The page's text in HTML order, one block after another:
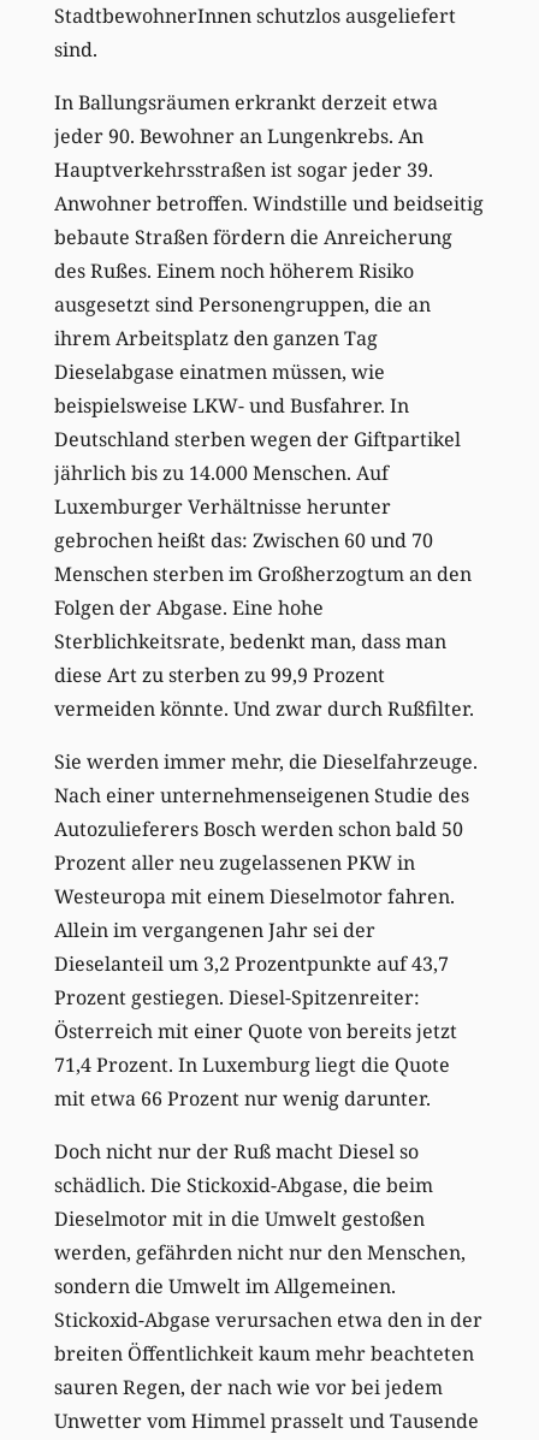
StadtbewohnerInnen schutzlos ausgeliefert
sind.
In Ballungsräumen erkrankt derzeit etwa
jeder 90. Bewohner an Lungenkrebs. An
Hauptverkehrsstraßen ist sogar jeder 39.
Anwohner betroffen. Windstille und beidseitig
bebaute Straßen fördern die Anreicherung
des Rußes. Einem noch höherem Risiko
ausgesetzt sind Personengruppen, die an
ihrem Arbeitsplatz den ganzen Tag
Dieselabgase einatmen müssen, wie
beispielsweise LKW- und Busfahrer. In
Deutschland sterben wegen der Giftpartikel
jährlich bis zu 14.000 Menschen. Auf
Luxemburger Verhältnisse herunter
gebrochen heißt das: Zwischen 60 und 70
Menschen sterben im Großherzogtum an den
Folgen der Abgase. Eine hohe
Sterblichkeitsrate, bedenkt man, dass man
diese Art zu sterben zu 99,9 Prozent
vermeiden könnte. Und zwar durch Rußfilter.
Sie werden immer mehr, die Dieselfahrzeuge.
Nach einer unternehmenseigenen Studie des
Autozulieferers Bosch werden schon bald 50
Prozent aller neu zugelassenen PKW in
Westeuropa mit einem Dieselmotor fahren.
Allein im vergangenen Jahr sei der
Dieselanteil um 3,2 Prozentpunkte auf 43,7
Prozent gestiegen. Diesel-Spitzenreiter:
Österreich mit einer Quote von bereits jetzt
71,4 Prozent. In Luxemburg liegt die Quote
mit etwa 66 Prozent nur wenig darunter.
Doch nicht nur der Ruß macht Diesel so
schädlich. Die Stickoxid-Abgase, die beim
Dieselmotor mit in die Umwelt gestoßen
werden, gefährden nicht nur den Menschen,
sondern die Umwelt im Allgemeinen.
Stickoxid-Abgase verursachen etwa den in der
breiten Öffentlichkeit kaum mehr beachteten
sauren Regen, der nach wie vor bei jedem
Unwetter vom Himmel prasselt und Tausende